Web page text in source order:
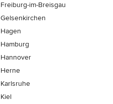
Freiburg-im-Breisgau
Gelsenkirchen
Hagen
Hamburg
Hannover
Herne
Karlsruhe
Kiel